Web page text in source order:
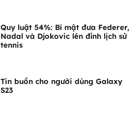
Quy luật 54%: Bí mật đưa Federer,
Nadal và Djokovic lên đỉnh lịch sử
tennis
Tin buồn cho người dùng Galaxy
S23